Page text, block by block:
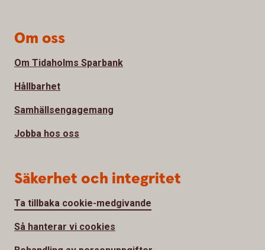
Om oss
Om Tidaholms Sparbank
Hållbarhet
Samhällsengagemang
Jobba hos oss
Säkerhet och integritet
Ta tillbaka cookie-medgivande
Så hanterar vi cookies